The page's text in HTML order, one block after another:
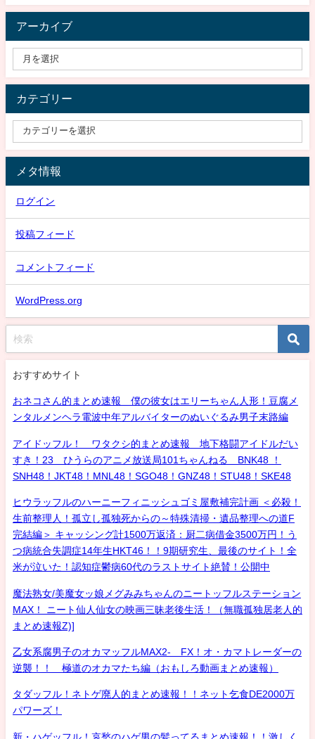
アーカイブ
カテゴリー
メタ情報
ログイン
投稿フィード
コメントフィード
WordPress.org
おすすめサイト
おネコさん的まとめ速報 僕の彼女はエリーちゃん人形！豆腐メ
ンタルメンヘラ電波中年アルバイターのぬいぐるみ男子末路編
アイドッフル！ ワタクシ的まとめ速報 地下格闘アイドルだい
すき！23 ひうらのアニメ放送局101ちゃんねる BNK48 ！
SNH48！JKT48！MNL48！SGO48！GNZ48！STU48！SKE48
ヒウラッフルのハーニーフィニッシュゴミ屋敷補完計画 ＜必殺！
生前整理人！孤立し孤独死からの～特殊清掃・遺品整理への道F
完結編＞ キャッシング計1500万返済：厨二病借金3500万円！う
つ病統合失調症14年生HKT46！！9期研究生、最後のサイト！全
米が泣いた！認知症鬱病60代のラストサイト絶賛！公開中
魔法熟女/美魔女ッ娘メグみみちゃんのニートッフルステーション
MAX！ ニート仙人仙女の映画三昧老後生活！（無職孤独居老人的
まとめ速報Z)]
乙女系腐男子のオカマッフルMAX2- FX！オ・カマトレーダーの
逆襲！！ 極道のオカマたち編（おもしろ動画まとめ速報）
タダッフル！ネトゲ廃人的まとめ速報！！ネット乞食DE2000万
パワーズ！
新・ハゲッフル！哀愁のハゲ男の髪ってるまとめ速報！！激しく